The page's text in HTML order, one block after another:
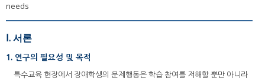
needs
Ⅰ. 서론
1. 연구의 필요성 및 목적
특수교육 현장에서 장애학생의 문제행동은 학습 참여를 저해할 뿐만 아니라